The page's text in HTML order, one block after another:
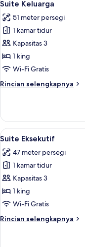
semua
foto
untuk
Suite
Keluarga
Suite Keluarga
51 meter persegi
1 kamar tidur
Kapasitas 3
1 king
Wi-Fi Gratis
Rincian selengkapnya
Rincian
Suite
Keluarga
Lihat
semua
foto
untuk
Suite
Eksekutif
4
Suite Eksekutif
47 meter persegi
1 kamar tidur
Kapasitas 3
1 king
Wi-Fi Gratis
Rincian selengkapnya
Rincian